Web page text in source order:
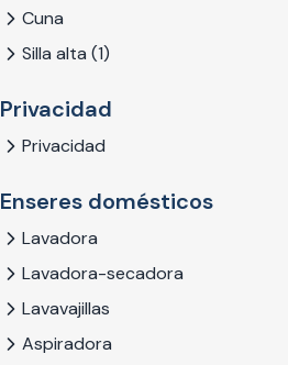
Cuna
Silla alta (1)
Privacidad
Privacidad
Enseres domésticos
Lavadora
Lavadora-secadora
Lavavajillas
Aspiradora